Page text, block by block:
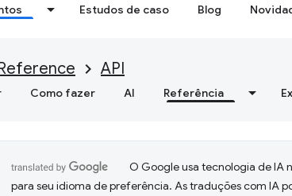
Estudos de caso Blog
API
Como fazer AI Referência
O Google usa tecnologia de IA
para seu idioma de preferência. As traduções com IA